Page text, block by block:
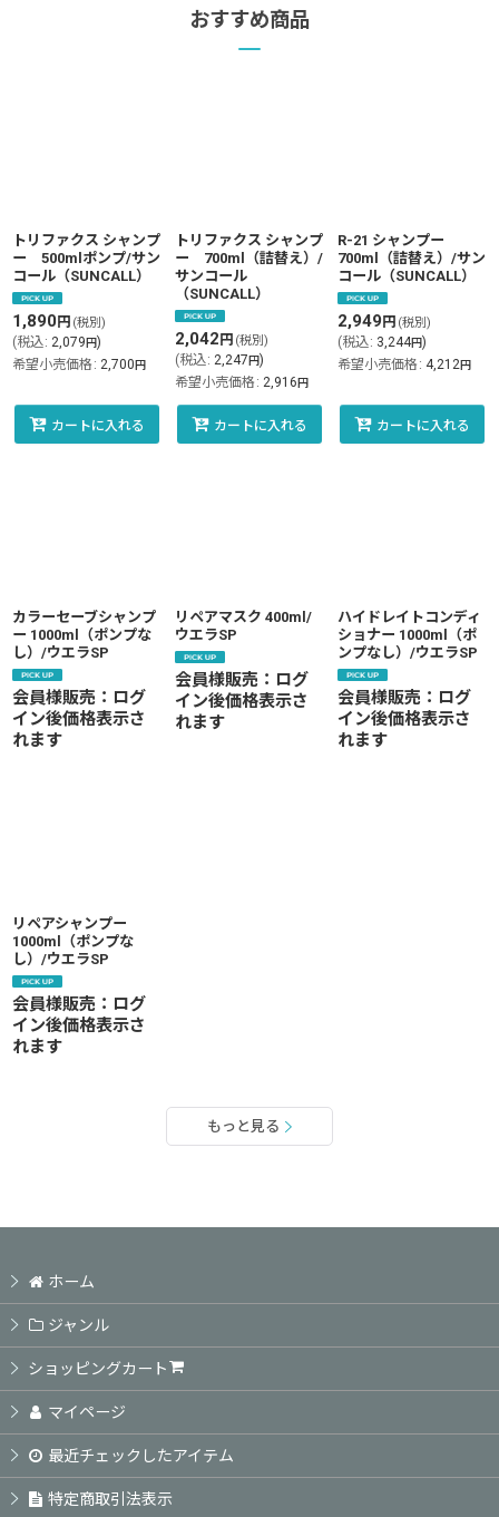
おすすめ商品
トリファクス シャンプ
ー 500mlポンプ/サン
コール（SUNCALL）
1,890円 (税別)
(税込: 2,079円)
希望小売価格 : 2,700円
カートに入れる
トリファクス シャンプ
ー 700ml（詰替え）/
サンコール
（SUNCALL）
2,042 円 (税別)
(税込: 2,247円)
希望小売価格 : 2,916円
カートに入れる
R-21 シャンプー
700ml（詰替え）/サン
コール（SUNCALL）
2,949円 (税別)
(税込: 3,244円)
希望小売価格 : 4,212円
カートに入れる
カラーセーブシャンプ
ー 1000ml（ポンプな
し）/ウエラSP
会員様販売：ログ
イン後価格表示さ
れます
リペアマスク 400ml/
ウエラSP
会員様販売：ログ
イン後価格表示さ
れます
ハイドレイトコンディ
ショナー 1000ml（ポ
ンプなし）/ウエラSP
会員様販売：ログ
イン後価格表示さ
れます
リペアシャンプー
1000ml（ポンプな
し）/ウエラSP
会員様販売：ログ
イン後価格表示さ
れます
もっと見る
ホーム
ジャンル
ショッピングカート
マイページ
最近チェックしたアイテム
特定商取引法表示